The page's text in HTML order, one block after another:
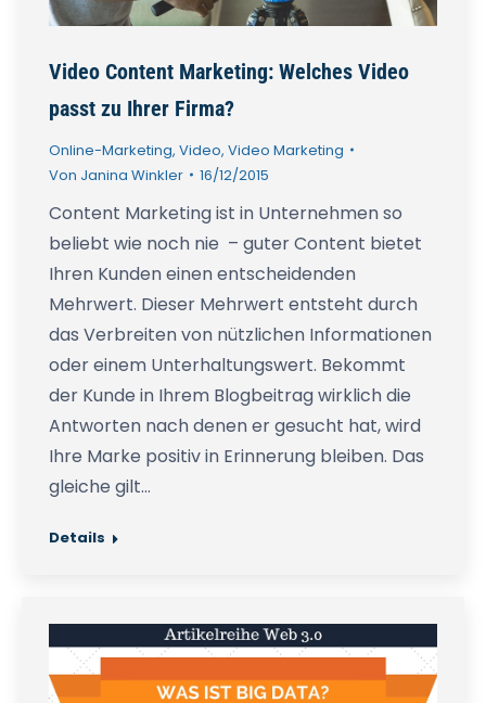
Video Content Marketing: Welches Video
passt zu Ihrer Firma?
Online-Marketing, Video, Video Marketing
Von Janina Winkler 16/12/2015
Content Marketing ist in Unternehmen so
beliebt wie noch nie – guter Content bietet
Ihren Kunden einen entscheidenden
Mehrwert. Dieser Mehrwert entsteht durch
das Verbreiten von nützlichen Informationen
oder einem Unterhaltungswert. Bekommt
der Kunde in Ihrem Blogbeitrag wirklich die
Antworten nach denen er gesucht hat, wird
Ihre Marke positiv in Erinnerung bleiben. Das
gleiche gilt…
Details